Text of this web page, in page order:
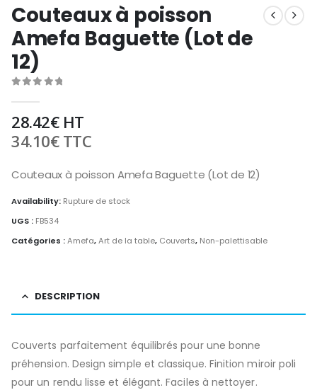
Couteaux à poisson
Amefa Baguette (Lot de
12)
28.42€HT
34.10€TTC
Couteaux à poisson Amefa Baguette (Lot de 12)
Availability: Rupture de stock
UGS : FB534
Catégories :Amefa,Art de la table, Couverts, Non-palettisable
DESCRIPTION
Couverts parfaitement équilibrés pour une bonne
préhension. Design simple et classique. Finition miroir poli
pour un rendu lisse et élégant. Faciles à nettoyer.